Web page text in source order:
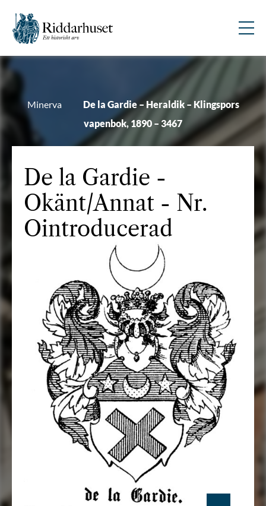
Minerva
De la Gardie – Heraldik – Klingspors
vapenbok, 1890 – 3467
De la Gardie -
Okänt/Annat - Nr.
Ointroducerad